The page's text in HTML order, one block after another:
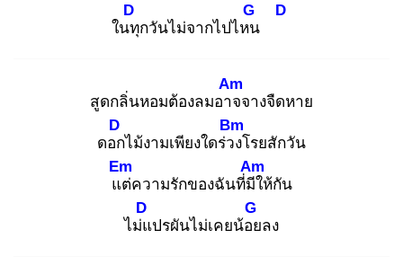
ในทุ
D
กวันไม่จากไปไหน
G D
สูดกลิ่นหอมต้องลมอาจ
Am
จางจืดหาย
ดอก
D
ไม้งามเพียงใดร่วง
Bm
โรยสักวัน
แต่
Em
ความรักของฉันที่มีใ
Am
ห้กัน
ไม่แ
D
ปรผันไม่เคยน้อย
G
ลง